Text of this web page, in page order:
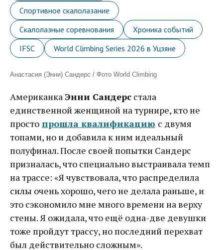
Спортивное скалолазание
Скалолазные соревнования
Хроника событий
IFSC
World Climbing Series 2026 в Уцзяне
Анастасия (Энни) Сандерс / Фото World Climbing
АмериканкаЭнни Сандерс стала
единственной женщиной на турнире, кто не
просто прошла квалификацию с двумя
топами, но и добавила к ним идеальный
полуфинал. После своей попытки Сандерс
призналась, что специально выстраивала темп
на трассе: «Я чувствовала, что распределила
силы очень хорошо, чего не делала раньше, и
это сэкономило мне много времени на верху
стены. Я ожидала, что ещё одна-две девушки
тоже пройдут трассу, но последний перехват
был действительно сложным».